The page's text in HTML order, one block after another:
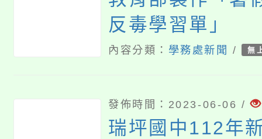
反毒學習單」
內容分類： 學務處新聞 / 無
發佈時間：2023-06-06 /
瑞坪國中112年